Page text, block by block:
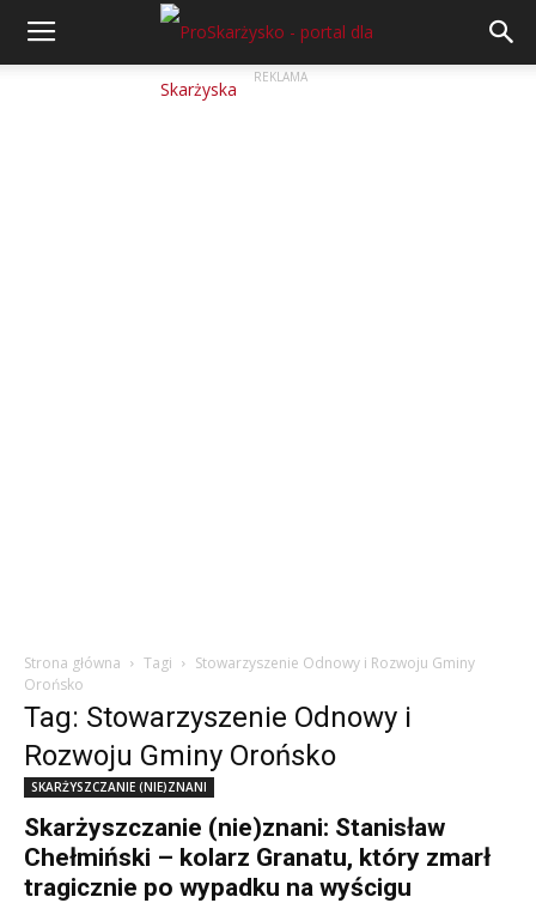
REKLAMA
Strona główna Tagi
Stowarzyszenie Odnowy i Rozwoju Gminy
Orońsko
Tag: Stowarzyszenie Odnowy i
Rozwoju Gminy Orońsko
SKARŻYSZCZANIE (NIE)ZNANI
Skarżyszczanie (nie)znani: Stanisław
Chełmiński – kolarz Granatu, który zmarł
tragicznie po wypadku na wyścigu